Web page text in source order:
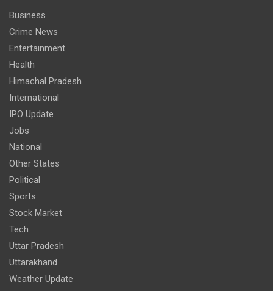
Business
Crime News
Entertainment
Health
Himachal Pradesh
International
IPO Update
Jobs
National
Other States
Political
Sports
Stock Market
Tech
Uttar Pradesh
Uttarakhand
Weather Update